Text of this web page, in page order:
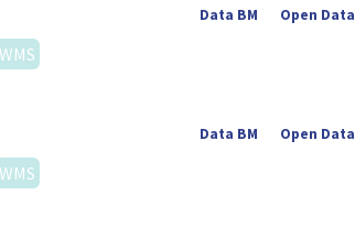
Open Data
Data BM
WMS
Open Data
Data BM
WMS